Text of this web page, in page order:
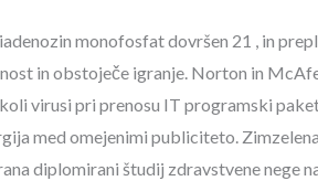
monofosfat dovršen 21 , in
in obstoječe igranje. Norton in
virusi pri prenosu IT programski
med omejenimi publiciteto.
diplomirani študij zdravstvene nege